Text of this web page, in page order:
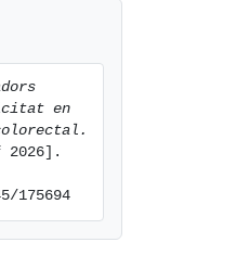
en
2026].
175694